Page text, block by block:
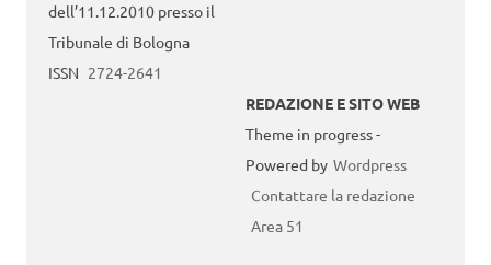
dell’11.12.2010 presso il
Tribunale di Bologna
ISSN 2724-2641
REDAZIONE E SITO WEB
Theme in progress -
Powered by Wordpress
Contattare la redazione
Area 51